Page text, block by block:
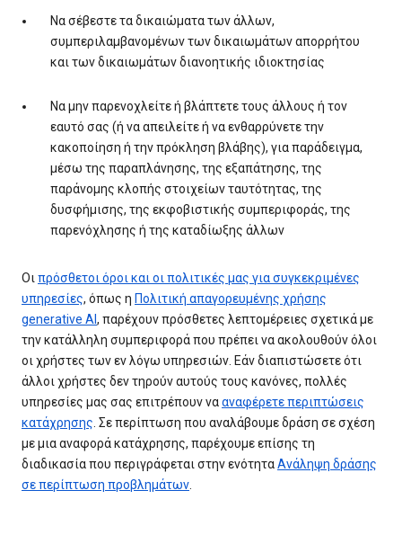
Να σέβεστε τα δικαιώματα των άλλων,
συμπεριλαμβανομένων των δικαιωμάτων απορρήτου
και των δικαιωμάτων διανοητικής ιδιοκτησίας
Να μην παρενοχλείτε ή βλάπτετε τους άλλους ή τον
εαυτό σας (ή να απειλείτε ή να ενθαρρύνετε την
κακοποίηση ή την πρόκληση βλάβης), για παράδειγμα,
μέσω της παραπλάνησης, της εξαπάτησης, της
παράνομης κλοπής στοιχείων ταυτότητας, της
δυσφήμισης, της εκφοβιστικής συμπεριφοράς, της
παρενόχλησης ή της καταδίωξης άλλων
Οιπρόσθετοι όροι και οι πολιτικές μας για συγκεκριμένες
υπηρεσίες, όπως η Πολιτική απαγορευμένης χρήσης
generative AI, παρέχουν πρόσθετες λεπτομέρειες σχετικά με
την κατάλληλη συμπεριφορά που πρέπει να ακολουθούν όλοι
οι χρήστες των εν λόγω υπηρεσιών. Εάν διαπιστώσετε ότι
άλλοι χρήστες δεν τηρούν αυτούς τους κανόνες, πολλές
υπηρεσίες μας σας επιτρέπουν νααναφέρετε περιπτώσεις
κατάχρησης. Σε περίπτωση που αναλάβουμε δράση σε σχέση
με μια αναφορά κατάχρησης, παρέχουμε επίσης τη
διαδικασία που περιγράφεται στην ενότηταΑνάληψη δράσης
σε περίπτωση προβλημάτων.